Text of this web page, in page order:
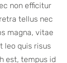
non efficitur
tellus nec
magna, vitae
leo quis risus
est, tempus id